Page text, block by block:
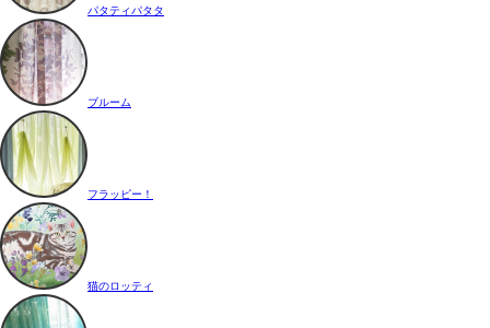
パタティパタタ
ブルーム
フラッピー！
猫のロッティ